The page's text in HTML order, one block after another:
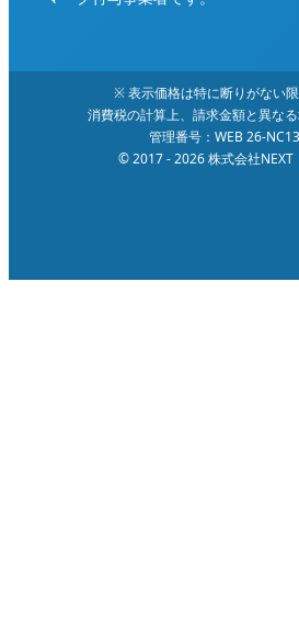
※ 表示価格は特に断りがない限
消費税の計算上、請求金額と異なる
管理番号：WEB 26-
© 2017 - 2026 株式会社NEXT